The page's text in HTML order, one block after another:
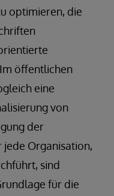
optimieren, die
öffentlichen
eine
von
der
jede Organisation,
sind
für die